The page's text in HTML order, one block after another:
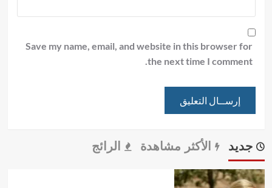
Save my name, email, and website in this browser for
the next time I comment.
جديد الأكثر مشاهدة الرائج